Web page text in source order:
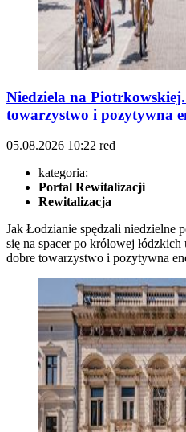
Niedziela na Piotrkowskiej.
towarzystwo i pozytywna
05.08.2026 10:22 red
kategoria:
Portal Rewitalizacji
Rewitalizacja
Jak Łodzianie spędzali niedzielne
się na spacer po królowej
dobre towarzystwo i pozytywna